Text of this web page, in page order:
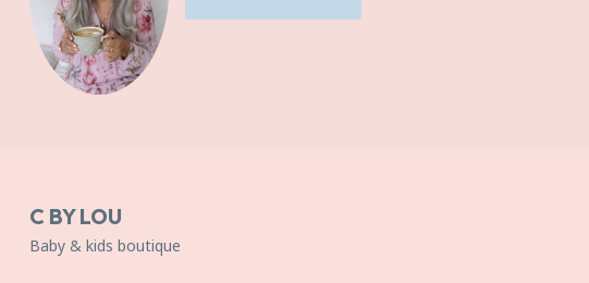
C BY LOU
Baby & kids boutique